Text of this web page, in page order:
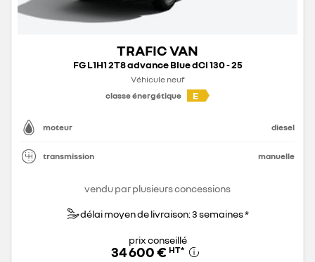
TRAFIC VAN
FG L1H1 2T8 advance Blue dCi 130 - 25
Véhicule neuf
classe énergétique
E
moteur diesel
transmission manuelle
vendu par plusieurs concessions
délai moyen de livraison: 3 semaines *
prix conseillé
34 600 € HT*